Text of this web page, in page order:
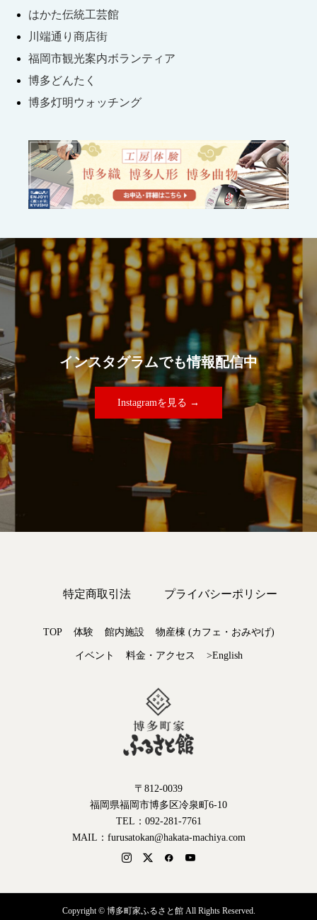
はかた伝統工芸館
川端通り商店街
福岡市観光案内ボランティア
博多どんたく
博多灯明ウォッチング
インスタグラムでも情報配信中
Instagramを見る →
特定商取引法 プライバシーポリシー
TOP 体験 館内施設 物産棟 (カフェ・おみやげ)
イベント 料金・アクセス >English
〒812-0039
福岡県福岡市博多区冷泉町6-10
TEL：092-281-7761
MAIL：furusatokan@hakata-machiya.com
Copyright © 博多町家ふるさと館 All Rights Reserved.